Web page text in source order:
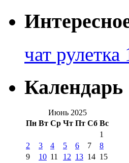
чат
Календарь
Июнь 2025
Пн Вт Ср Чт Пт Сб Вс
1
2
3 4 5 6 7
8
9
10 11 12 13 14 15